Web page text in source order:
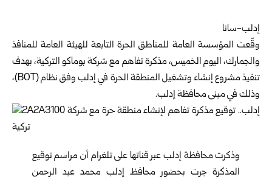
إدلب-سانا
وقّعت المؤسسة العامة للمناطق الحرة التابعة للهيئة العامة للمنافذ
والجمارك، اليوم الخميس، مذكرة تفاهم مع شركة بوماكو التركية، بهدف
تنفيذ مشروع إنشاء وتشغيل المنطقة الحرة في إدلب وفق نظام (BOT)،
وذلك في مبنى محافظة إدلب.
وذكرت محافظة إدلب عبر قناتها على تلغرام أن مراسم توقيع
المذكرة جرت بحضور محافظ إدلب محمد عبد الرحمن